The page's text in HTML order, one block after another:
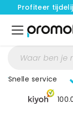
Profiteer
Snelle service